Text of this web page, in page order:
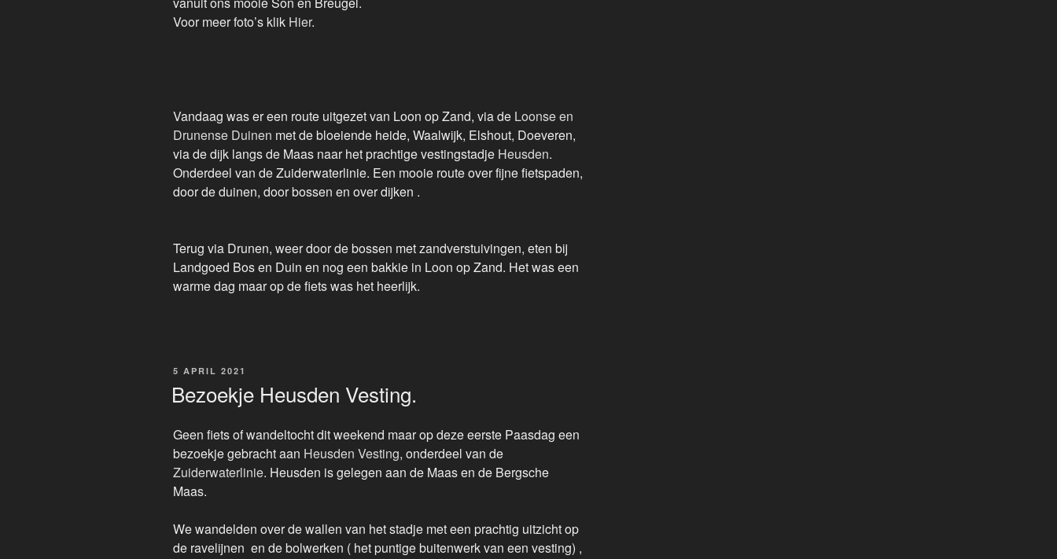
Voor meer foto’s klik Hier.
Vandaag was er een route uitgezet van Loon op Zand, via de Loonse en
Drunense Duinen met de bloeiende heide, Waalwijk, Elshout, Doeveren,
via de dijk langs de Maas naar het prachtige vestingstadje Heusden.
Onderdeel van de Zuiderwaterlinie. Een mooie route over fijne fietspaden,
door de duinen, door bossen en over dijken .
Terug via Drunen, weer door de bossen met zandverstuivingen, eten bij
Landgoed Bos en Duin en nog een bakkie in Loon op Zand. Het was een
warme dag maar op de fiets was het heerlijk.
GEPLAATST
5 APRIL 2021
Bezoekje Heusden Vesting.
Geen fiets of wandeltocht dit weekend maar op deze eerste Paasdag een
bezoekje gebracht aan Heusden Vesting, onderdeel van de
Zuiderwaterlinie. Heusden is gelegen aan de Maas en de Bergsche
Maas.
We wandelden over de wallen van het stadje met een prachtig uitzicht op
de ravelijnen en de bolwerken ( het puntige buitenwerk van een vesting) ,